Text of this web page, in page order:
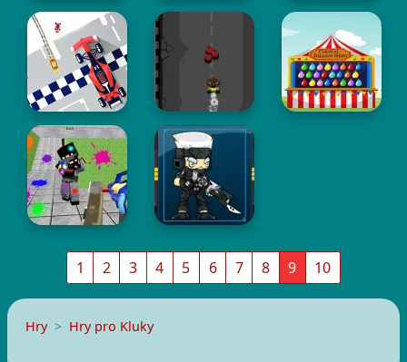
1 2 3 4 5 6 7 8 9 10
Hry Hry pro Kluky